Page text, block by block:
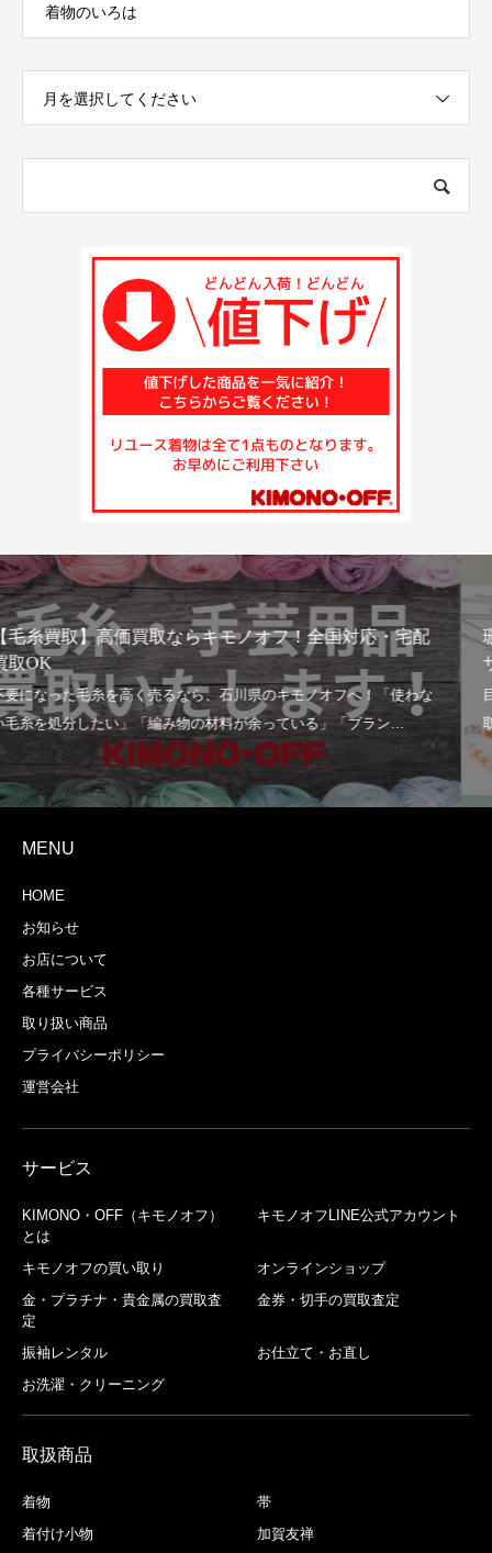
着物のいろは
月を選択してください
配
珊瑚買取なら【キモノオフ】へ｜赤珊瑚やピンク
サンゴ帯留は買取強化中！
MENU
HOME
お知らせ
お店について
各種サービス
取り扱い商品
プライバシーポリシー
運営会社
サービス
KIMONO・OFF（キモノオフ）
とは
キモノオフLINE公式アカウント
キモノオフの買い取り
オンラインショップ
金・プラチナ・貴金属の買取査
定
金券・切手の買取査定
振袖レンタル
お仕立て・お直し
お洗濯・クリーニング
取扱商品
着物
帯
着付け小物
加賀友禅